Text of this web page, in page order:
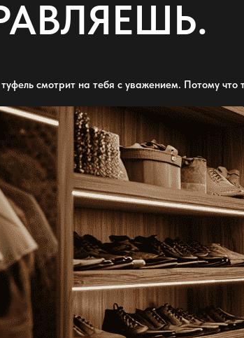
смотрит на тебя с уважением. Потому